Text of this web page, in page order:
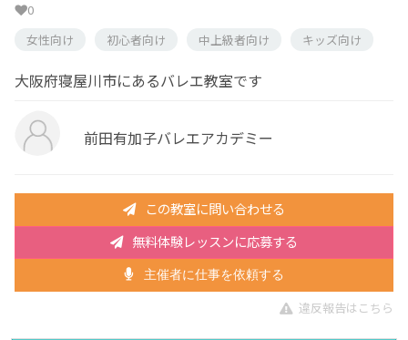
0
女性向け
初心者向け 中上級者向け キッズ向け
大阪府寝屋川市にあるバレエ教室です
前田有加子バレエアカデミー
この教室に問い合わせる
無料体験レッスンに応募する
主催者に仕事を依頼する
違反報告はこちら